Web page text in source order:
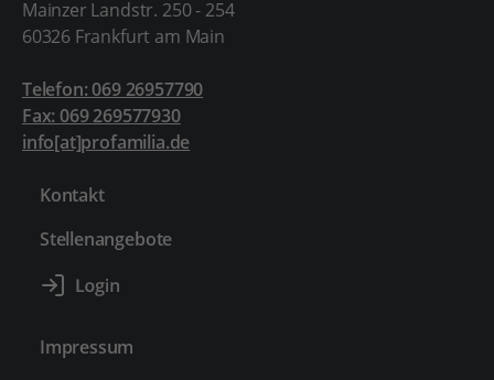
Mainzer Landstr. 250 - 254
60326 Frankfurt am Main
Telefon: 069 26957790
Fax: 069 269577930
info[at]profamilia.de
Kontakt
Stellenangebote
Impressum